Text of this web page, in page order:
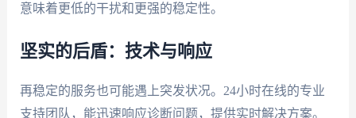
意味着更低的干扰和更强的稳定性。
坚实的后盾：技术与响应
再稳定的服务也可能遇上突发状况。24小时在线的专业
支持团队，能迅速响应诊断问题，提供实时解决方案。